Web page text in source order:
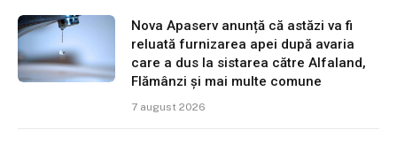
Nova Apaserv anunță că astăzi va fi
reluată furnizarea apei după avaria
care a dus la sistarea către Alfaland,
Flămânzi și mai multe comune
7 august 2026